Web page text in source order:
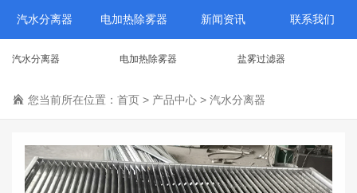
汽水分离器 电加热除雾器 新闻资讯 联系我们
汽水分离器 电加热除雾器 盐雾过滤器
您当前所在位置： 首页 > 产品中心 > 汽水分离器